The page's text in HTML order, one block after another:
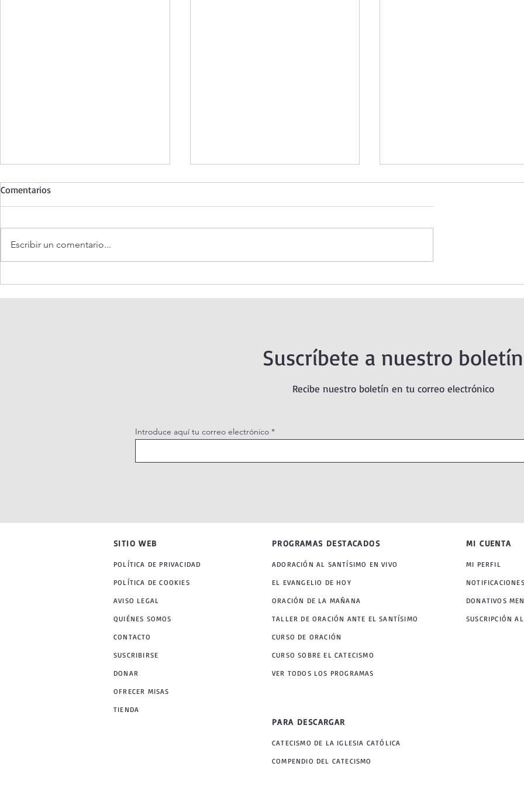
Comentarios
Escribir un comentario...
Suscríbete a nuestro boletín
Recibe nuestro boletín en tu correo electrónico
Introduce aquí tu correo electrónico
SITIO WEB
POLÍTICA DE PRIVACIDAD
POLÍTICA DE COOKIES
AVISO LEGAL
QUIÉNES SOMOS
CONTACTO
SUSCRIBIRSE
DONAR
PROGRAMAS DESTACADOS
ADORACIÓN AL SANTÍSIMO EN VIVO
EL EVANGELIO DE HOY
ORACIÓN DE LA MAÑANA
TALLER DE ORACIÓN ANTE EL SANTÍSIMO
MI CUENTA
MI PERFIL
NOTIFICACIONES
DONATIVOS
SUSCRIPCIÓN
CURSO DE ORACIÓN
CURSO SOBRE EL CATECISMO
VER TODOS LOS PROGRAMAS
OFRECER MISAS
TIENDA
PARA DESCARGAR
CATECISMO DE LA IGLESIA CATÓLICA
COMPENDIO DEL CATECISMO